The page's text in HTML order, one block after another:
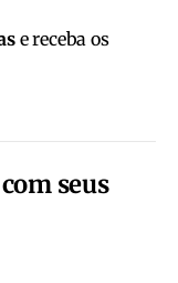
e receba os
seus